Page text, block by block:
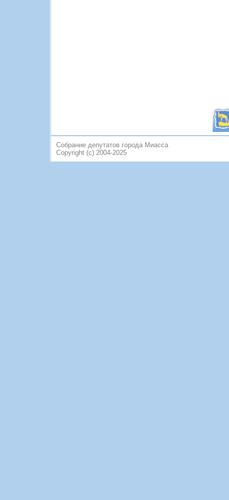
Собрание депутатов города Миасса
Copyright (c) 2004-2025